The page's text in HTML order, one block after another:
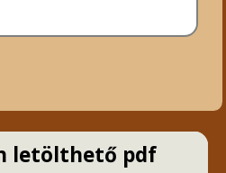
letölthető pdf